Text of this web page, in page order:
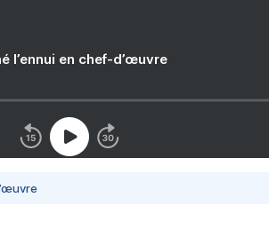
l’ennui en chef-d’œuvre